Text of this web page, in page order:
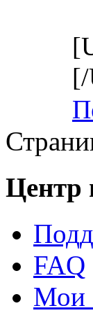
Центр
FAQ
Мои